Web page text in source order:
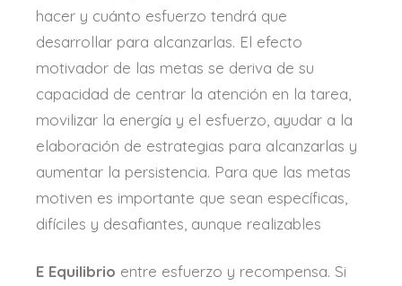
hacer y cuánto esfuerzo tendrá que
desarrollar para alcanzarlas. El efecto
motivador de las metas se deriva de su
capacidad de centrar la atención en la tarea,
movilizar la energía y el esfuerzo, ayudar a la
elaboración de estrategias para alcanzarlas y
aumentar la persistencia. Para que las metas
motiven es importante que sean específicas,
difíciles y desafiantes, aunque realizables
E Equilibrio entre esfuerzo y recompensa. Si